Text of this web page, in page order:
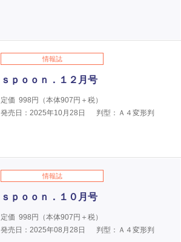
情報誌
ｓｐｏｏｎ．１２月号
定価 998円（本体907円＋税）
発売日：2025年10月28日
判型：Ａ４変形判
情報誌
ｓｐｏｏｎ．１０月号
定価 998円（本体907円＋税）
発売日：2025年08月28日
判型：Ａ４変形判